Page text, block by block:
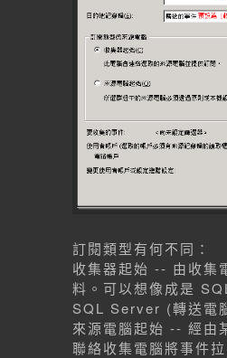
訂閱類型有何不同：
收集器起始 -- 由收集
料。可以想像成是
SQL Server (轉送電
來源電腦起始 -- 經由
聯絡收集電腦將事件